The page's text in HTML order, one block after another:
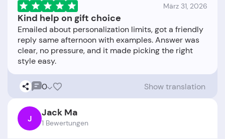
März 31, 2026
Kind help on gift choice
Emailed about personalization limits, got a friendly
reply same afternoon with examples. Answer was
clear, no pressure, and it made picking the right
0 Show translation
J Jack Ma
1 Bewertungen